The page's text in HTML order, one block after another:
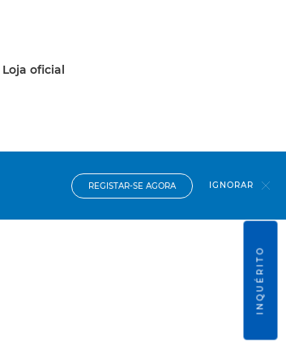
Loja oficial
REGISTAR-SE AGORA IGNORAR
INQUÉRITO